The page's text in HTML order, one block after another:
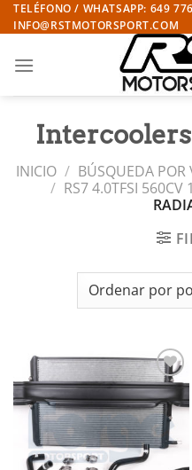
Saltar
al
TELÉFONO / WHATSAPP: 649
INFO@RSTMOTORSPORT.COM
INICIO / BÚSQUEDA POR
/ RS7 4.0TFSI 560CV
Añadir
a la
lista de
deseos